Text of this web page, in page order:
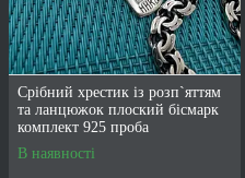
Срібний хрестик із розп`яттям
та ланцюжок плоский бісмарк
комплект 925 проба
В наявності